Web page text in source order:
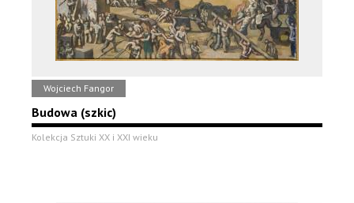
Wojciech Fangor
Budowa (szkic)
Kolekcja Sztuki XX i XXI wieku